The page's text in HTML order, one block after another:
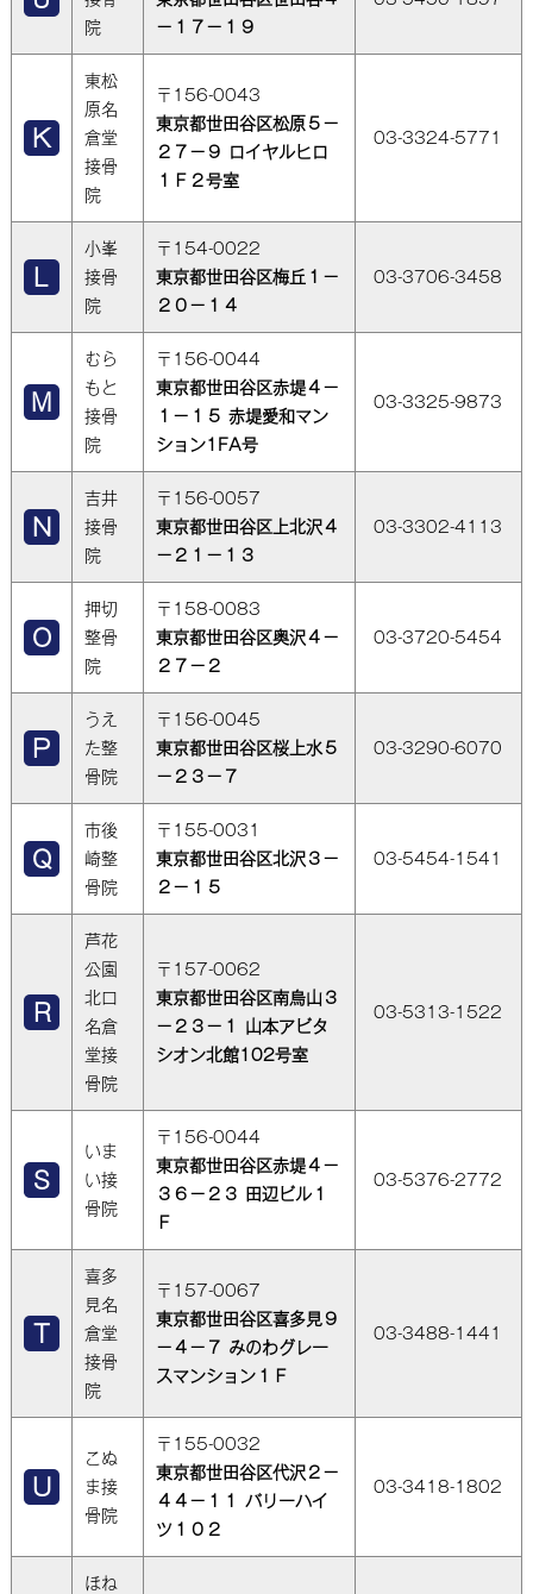
院
－１７－１９
東松
原名
倉堂
接骨
院
〒156-0043
東京都世田谷区松原５－
２７－９ ロイヤルヒロ
１Ｆ２号室
03-3324-5771
小峯
接骨
院
〒154-0022
東京都世田谷区梅丘１－
２０－１４
03-3706-3458
むら
もと
接骨
院
〒156-0044
東京都世田谷区赤堤４－
１－１５ 赤堤愛和マン
ション1FA号
03-3325-9873
吉井
接骨
院
〒156-0057
東京都世田谷区上北沢４
－２１－１３
03-3302-4113
押切
整骨
院
〒158-0083
東京都世田谷区奥沢４－
２７－２
03-3720-5454
うえ
た整
骨院
〒156-0045
東京都世田谷区桜上水５
－２３－７
03-3290-6070
市後
崎整
骨院
〒155-0031
東京都世田谷区北沢３－
２－１５
03-5454-1541
芦花
公園
北口
名倉
堂接
骨院
〒157-0062
東京都世田谷区南烏山３
−２３−１ 山本アビタ
シオン北館102号室
03-5313-1522
いま
い接
骨院
〒156-0044
東京都世田谷区赤堤４－
３６－２３ 田辺ビル１
Ｆ
03-5376-2772
喜多
見名
倉堂
接骨
院
〒157-0067
東京都世田谷区喜多見９
－４－７ みのわグレー
スマンション１Ｆ
03-3488-1441
こぬ
ま接
骨院
〒155-0032
東京都世田谷区代沢２－
４４－１１ バリーハイ
ツ１０２
03-3418-1802
ほね